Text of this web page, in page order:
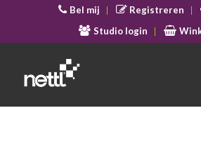
Bel mij Registreren
Studio login